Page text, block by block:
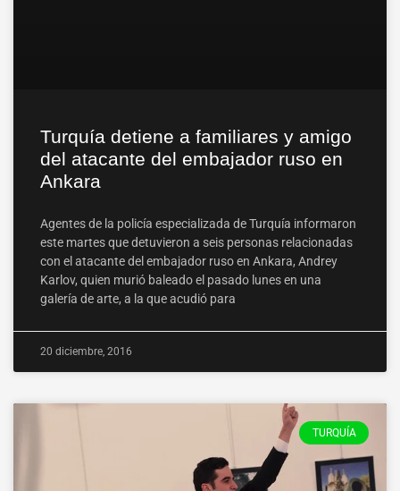
Turquía detiene a familiares y amigo
del atacante del embajador ruso en
Ankara
Agentes de la policía especializada de Turquía informaron
este martes que detuvieron a seis personas relacionadas
con el atacante del embajador ruso en Ankara, Andrey
Karlov, quien murió baleado el pasado lunes en una
galería de arte, a la que acudió para
20 diciembre, 2016
TURQUÍA